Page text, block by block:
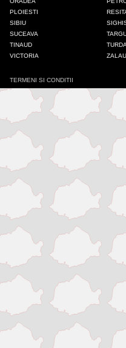
Odorheiu
Onesti
Oradea
Petrosani
Piatra Neamt
Pitesti
Ploiesti
PLOIESTI
SIBIU
SUCEAVA
TINAUD
TURDA
VICTORIA
ZALAU
TERMENI SI CONDITII